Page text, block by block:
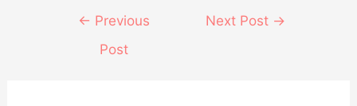
← Previous
Post
Next Post →